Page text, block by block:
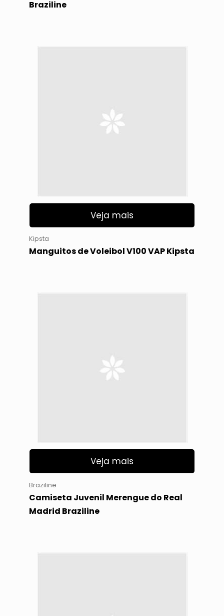
Braziline
Veja mais
Kipsta
Manguitos de Voleibol V100 VAP Kipsta
Veja mais
Braziline
Camiseta Juvenil Merengue do Real
Madrid Braziline